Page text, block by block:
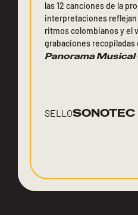
las 12 canciones de la
interpretaciones reflejan
ritmos colombianos y el
grabaciones recopiladas
Panorama
SELLOSONOTEC